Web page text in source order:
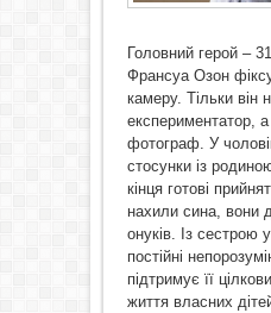
Головний герой –
Франсуа Озон
камеру. Тільки він
експериментатор,
фотограф. У
стосунки із
кінця готові
нахили сина, вони
онуків. Із сестрою
постійні
підтримує її
життя власних